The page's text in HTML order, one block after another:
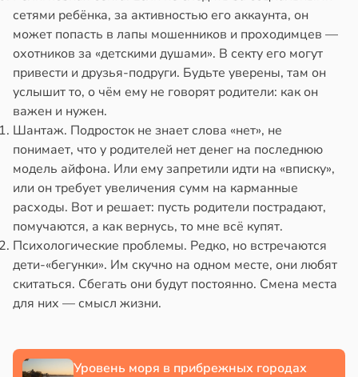
сетями ребёнка, за активностью его аккаунта, он
может попасть в лапы мошенников и проходимцев —
охотников за «детскими душами». В секту его могут
привести и друзья-подруги. Будьте уверены, там он
услышит то, о чём ему не говорят родители: как он
важен и нужен.
Шантаж. Подросток не знает слова «нет», не
понимает, что у родителей нет денег на последнюю
модель айфона. Или ему запретили идти на «вписку»,
или он требует увеличения сумм на карманные
расходы. Вот и решает: пусть родители пострадают,
помучаются, а как вернусь, то мне всё купят.
Психологические проблемы. Редко, но встречаются
дети-«бегунки». Им скучно на одном месте, они любят
скитаться. Сбегать они будут постоянно. Смена места
для них — смысл жизни.
Уровень моря в прибрежных городах